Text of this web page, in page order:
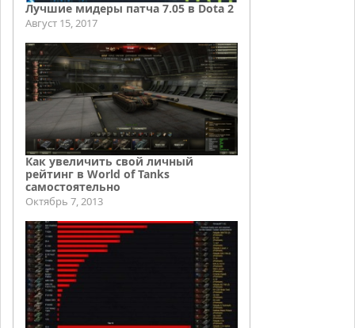
Лучшие мидеры патча 7.05 в Dota 2
Август 15, 2017
Как увеличить свой личный
рейтинг в World of Tanks
самостоятельно
Октябрь 7, 2013